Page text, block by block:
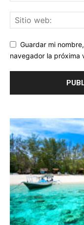
Guardar mi
navegador la próxima